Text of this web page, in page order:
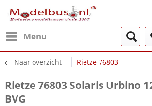
Menu
Naar overzicht Rietze 76803
Rietze 76803 Solaris Urbino
BVG